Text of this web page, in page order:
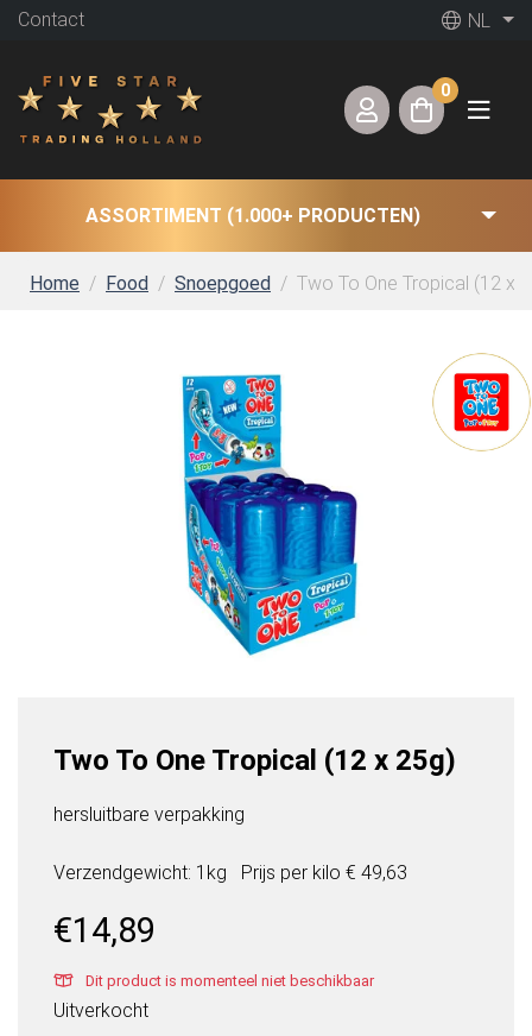
Contact NL
0
ASSORTIMENT (1.000+ PRODUCTEN)
Home Food Snoepgoed Two To One Tropical (12 x
Two To One Tropical (12 x 25g)
hersluitbare verpakking
Verzendgewicht: 1kg Prijs per kilo € 49,63
€14,89
Dit product is momenteel niet beschikbaar
Uitverkocht